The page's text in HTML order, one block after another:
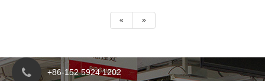
« »
+86-152 5924 1202